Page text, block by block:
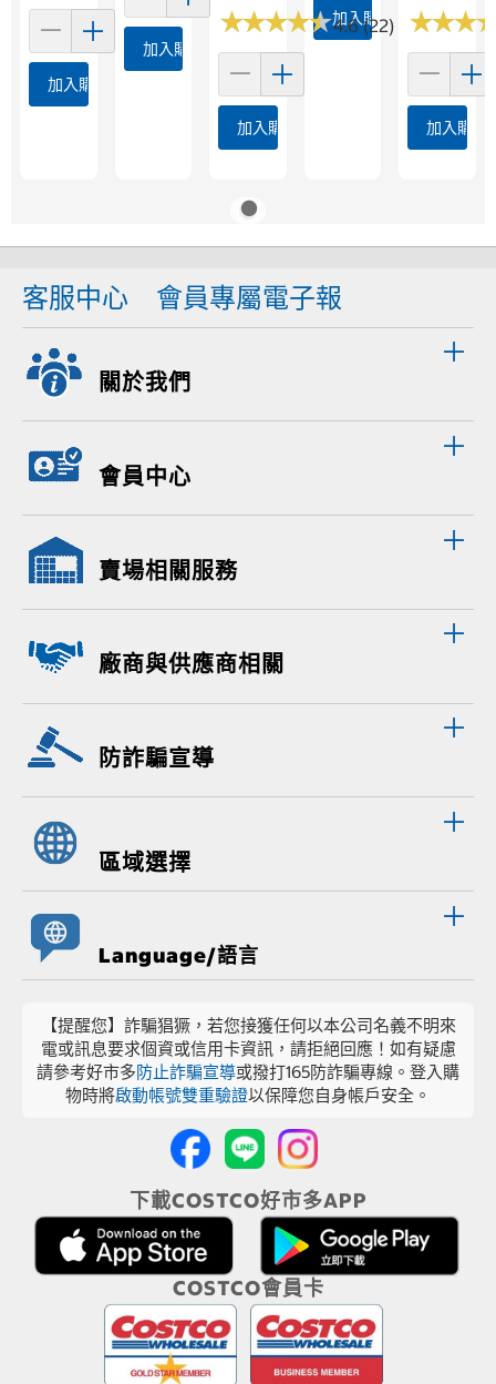
加入購物車
加入購物車
★★★★★
★★★★★4.6 (22)
加入購物車
加入購物車 ★★★
★★★
加入購物
客服中心 會員專屬電子報
關於我們
會員中心
賣場相關服務
廠商與供應商相關
防詐騙宣導
區域選擇
Language/語言
【提醒您】詐騙猖獗，若您接獲任何以本公司名義不明來
電或訊息要求個資或信用卡資訊，請拒絕回應！如有疑慮
請參考好市多防止詐騙宣導或撥打165防詐騙專線。登入購
物時將啟動帳號雙重驗證以保障您自身帳戶安全。
下載COSTCO好市多APP
COSTCO會員卡